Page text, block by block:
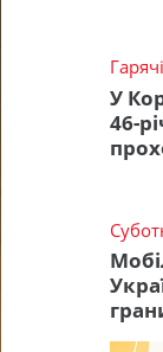
У
46-